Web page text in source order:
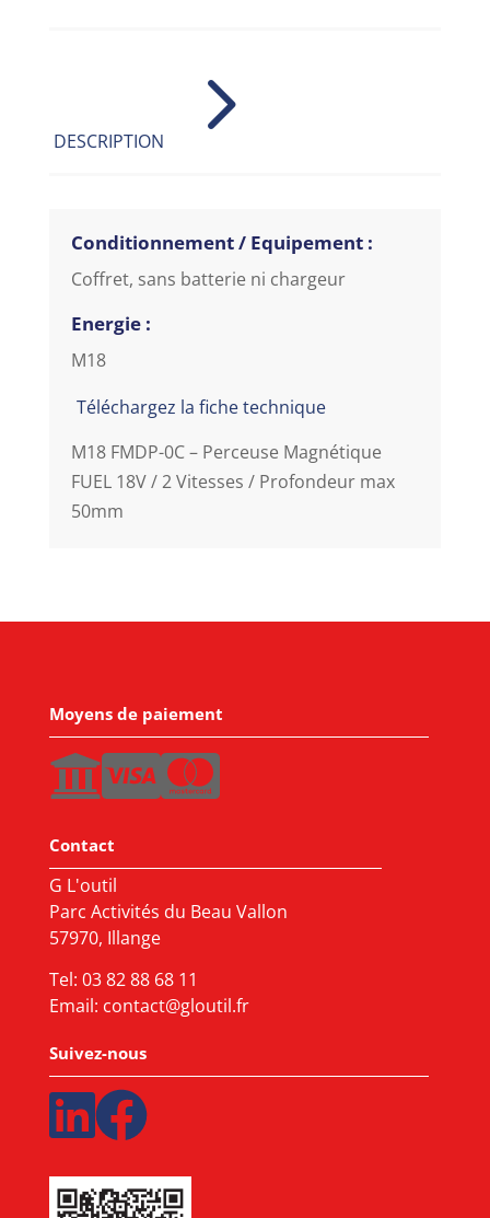
DESCRIPTION 5
Conditionnement / Equipement :
Coffret, sans batterie ni chargeur
Energie :
M18
Téléchargez la fiche technique
M18 FMDP-0C – Perceuse Magnétique
FUEL 18V / 2 Vitesses / Profondeur max
50mm
Moyens de paiement
Contact
G L'outil
Parc Activités du Beau Vallon
57970, Illange
Tel: 03 82 88 68 11
Email: contact@gloutil.fr
Suivez-nous